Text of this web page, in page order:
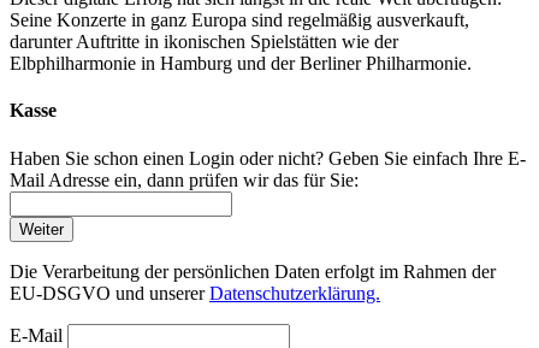
Seine Konzerte in ganz Europa sind regelmäßig ausverkauft,
darunter Auftritte in ikonischen Spielstätten wie der
Elbphilharmonie in Hamburg und der Berliner Philharmonie.
Kasse
Haben Sie schon einen Login oder nicht? Geben Sie einfach Ihre E-
Mail Adresse ein, dann prüfen wir das für Sie:
Weiter
Die Verarbeitung der persönlichen Daten erfolgt im Rahmen der
EU-DSGVO und unsererDatenschutzerklärung.
E-Mail